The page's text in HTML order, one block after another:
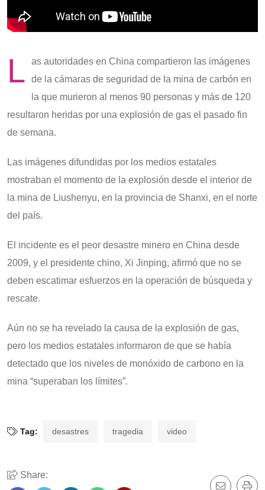
L
as autoridades en China compartieron las imágenes
de la cámaras de seguridad de la mina de carbón en
la que murieron al menos 90 personas y más de 120
resultaron heridas por una explosión de gas el pasado fin
de semana.
Las imágenes difundidas por los medios estatales
mostraban el momento de la explosión desde el interior de
la mina de Liushenyu, en la provincia de Shanxi, en el norte
del país.
El incidente es el peor desastre minero en China desde
2009, y el presidente chino, Xi Jinping, afirmó que no se
deben escatimar esfuerzos en la operación de búsqueda y
rescate.
Aún no se ha revelado la causa de la explosión de gas,
pero los medios estatales informaron de que se había
detectado que los niveles de monóxido de carbono en la
mina “superaban los límites”.
Tag: desastres tragedia video
Share: